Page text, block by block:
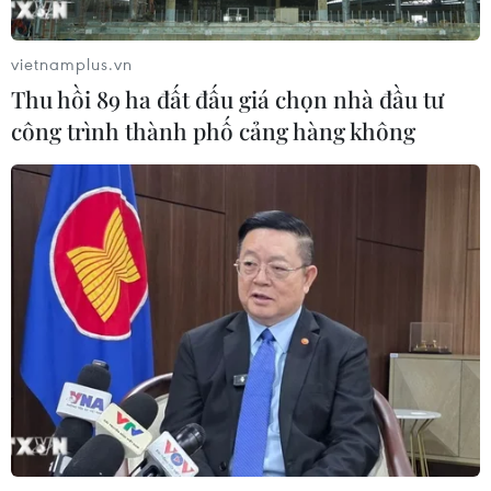
Tổng thống Trump thông báo thời
điểm Mỹ nối lại đàm phán với Iran
03/08/2026 00:50
Iran và Oman sắp đạt thỏa thuận về
tuyến hàng hải mới tại eo biển
Hormuz
02/08/2026 22:47
Xem thêm
vietnamplus.vn
Thu hồi 89 ha đất đấu giá chọn nhà đầu tư
công trình thành phố cảng hàng không